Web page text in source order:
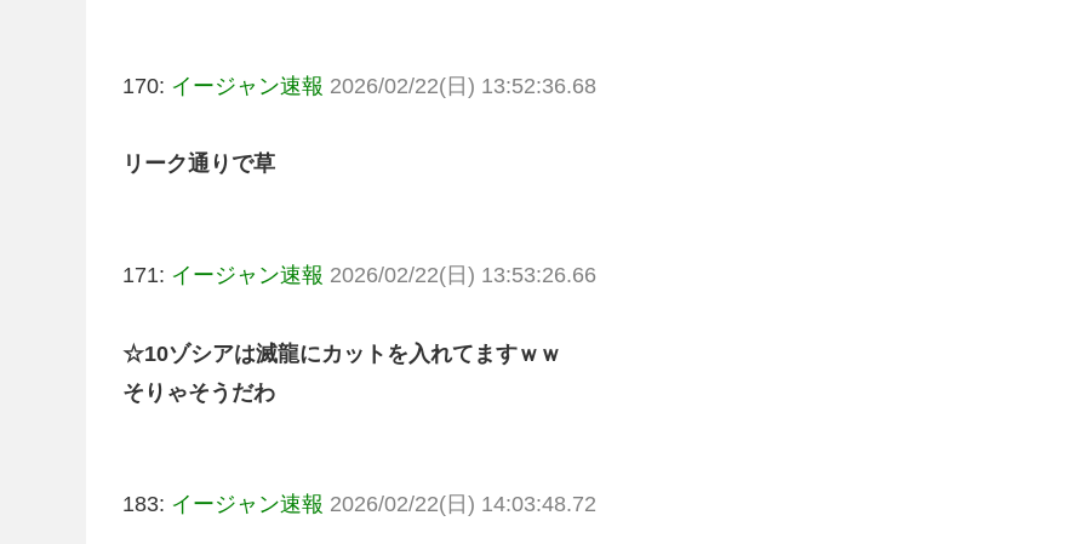
170: イージャン速報 2026/02/22(日) 13:52:36.68
リーク通りで草
171: イージャン速報 2026/02/22(日) 13:53:26.66
☆10ゾシアは滅龍にカットを入れてますｗｗ
そりゃそうだわ
183: イージャン速報 2026/02/22(日) 14:03:48.72